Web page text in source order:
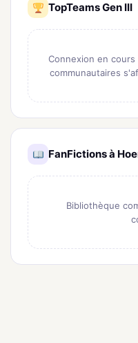
TopTeams Gen III
Connexion en
communautaires
FanFictions à
Bibliothèque